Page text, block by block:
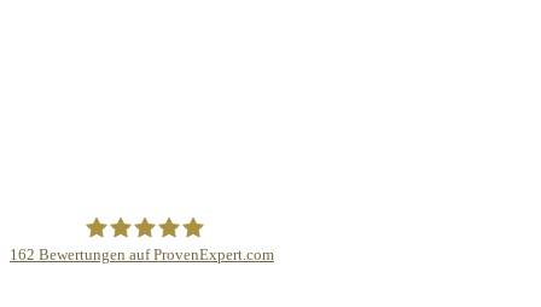
162 Bewertungen auf ProvenExpert.com